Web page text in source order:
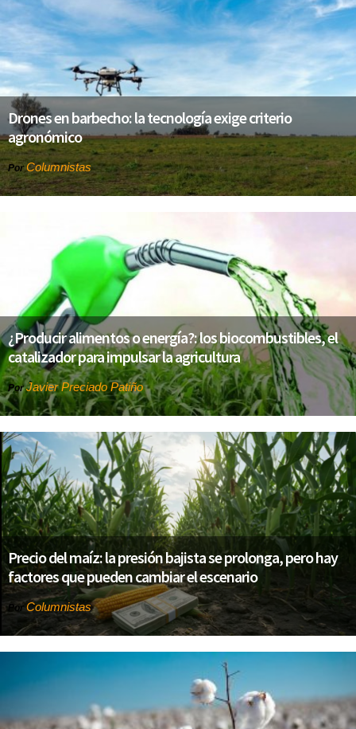
Drones en barbecho: la tecnología exige criterio
agronómico
PorColumnistas
¿Producir alimentos o energía?: los biocombustibles, el
catalizador para impulsar la agricultura
PorJavier Preciado Patiño
Precio del maíz: la presión bajista se prolonga, pero hay
factores que pueden cambiar el escenario
Por Columnistas